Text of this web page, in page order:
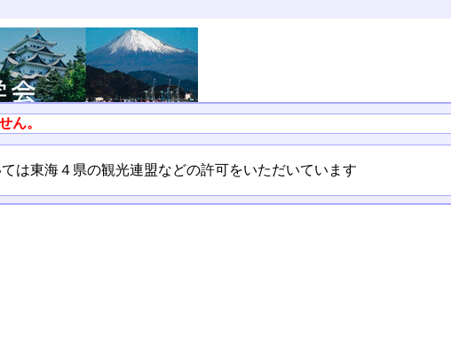
ん。
は東海４県の観光連盟などの許可をいただいています